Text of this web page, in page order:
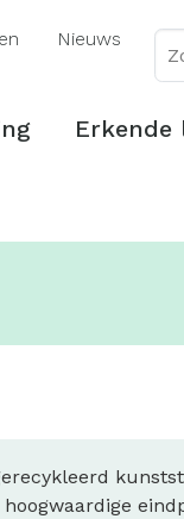
inhoud
Nieuws
Erkende